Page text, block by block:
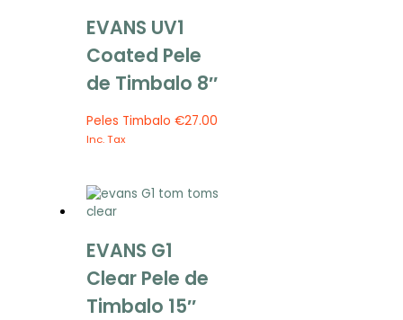
EVANS UV1
Coated Pele
de Timbalo 8″
Peles Timbalo€27.00
Inc. Tax
EVANS G1
Clear Pele de
Timbalo 15″